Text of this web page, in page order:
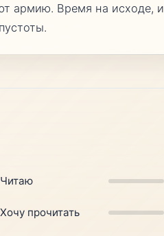
армию. Время на исходе, и
Читаю
Хочу прочитать